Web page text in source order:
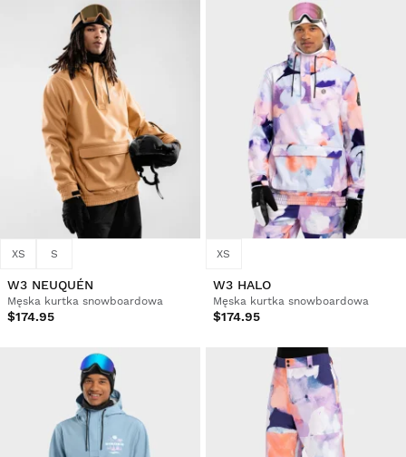
XS S
W3 NEUQUÉN
Męska kurtka snowboardowa
$174.95
XS
W3 HALO
Męska kurtka snowboardowa
$174.95